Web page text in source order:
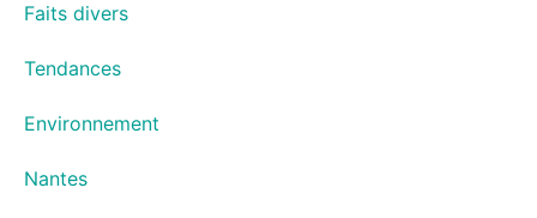
Faits divers
Tendances
Environnement
Nantes